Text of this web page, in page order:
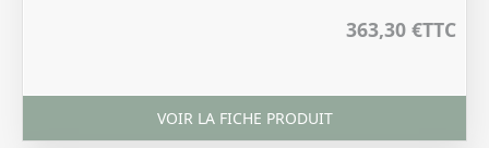
363,30 €TTC
VOIR LA FICHE PRODUIT